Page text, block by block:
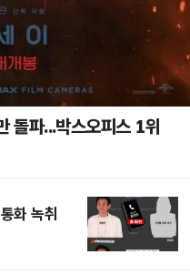
돌파...박스오피스 1위
화 녹취